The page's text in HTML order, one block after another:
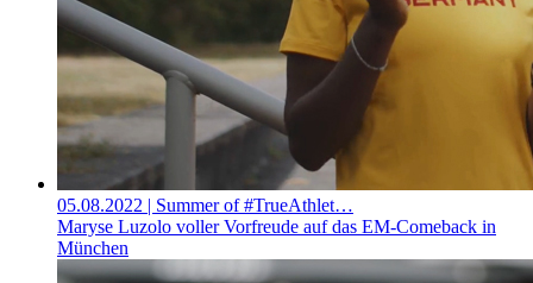
05.08.2022 | Summer of #TrueAthlet…
Maryse Luzolo voller Vorfreude auf das EM-Comeback in
München